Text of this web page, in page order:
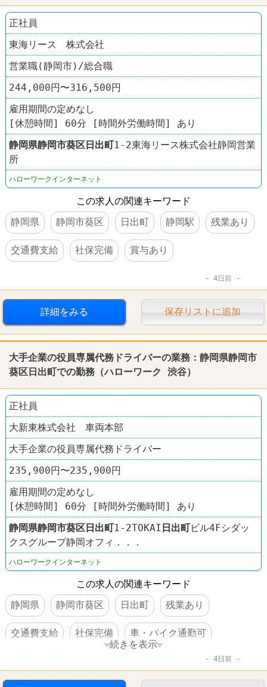
正社員
東海リース 株式会社
営業職(静岡市)/総合職
244,000円〜316,500円
雇用期間の定めなし
[休憩時間] 60分 [時間外労働時間] あり
静岡県静岡市葵区日出町1-2東海リース株式会社静岡営業
所
ハローワークインターネット
この求人の関連キーワード
静岡県
静岡市葵区 日出町 静岡駅 残業あり
交通費支給 社保完備 賞与あり
4日前
詳細をみる 保存リストに追加
大手企業の役員専属代務ドライバーの業務：静岡県静岡市
葵区日出町での勤務（ハローワーク 渋谷）
正社員
大新東株式会社 車両本部
大手企業の役員専属代務ドライバー
235,900円〜235,900円
雇用期間の定めなし
[休憩時間] 60分 [時間外労働時間] あり
静岡県静岡市葵区日出町1-2TOKAI 日出町ビル4Fシダッ
クスグループ静岡オフィ．．．
ハローワークインターネット
この求人の関連キーワード
静岡県
静岡市葵区 日出町 残業あり
交通費支給 社保完備 車・バイク通勤可
続きを表示
4日前